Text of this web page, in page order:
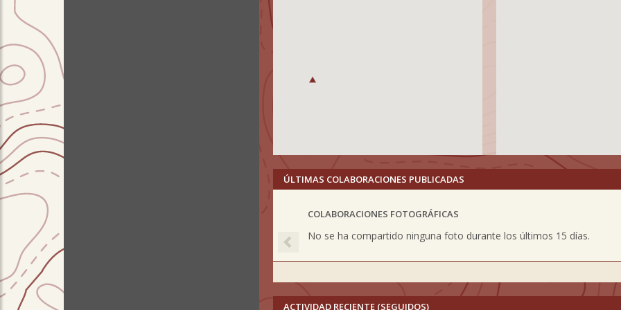
ÚLTIMAS COLABORACIONES PUBLICADAS
COLABORACIONES FOTOGRÁFICAS
No se ha compartido ninguna foto durante los últimos 15 días.
Previous
ACTIVIDAD RECIENTE (SEGUIDOS)